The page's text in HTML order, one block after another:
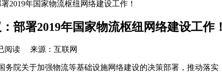
2019年国家物流枢纽网络建设工作！
部署2019年国家物流枢纽网络建设工作！
阅读 来源：互联网
务院关于加强物流等基础设施网络建设的决策部署，推动落